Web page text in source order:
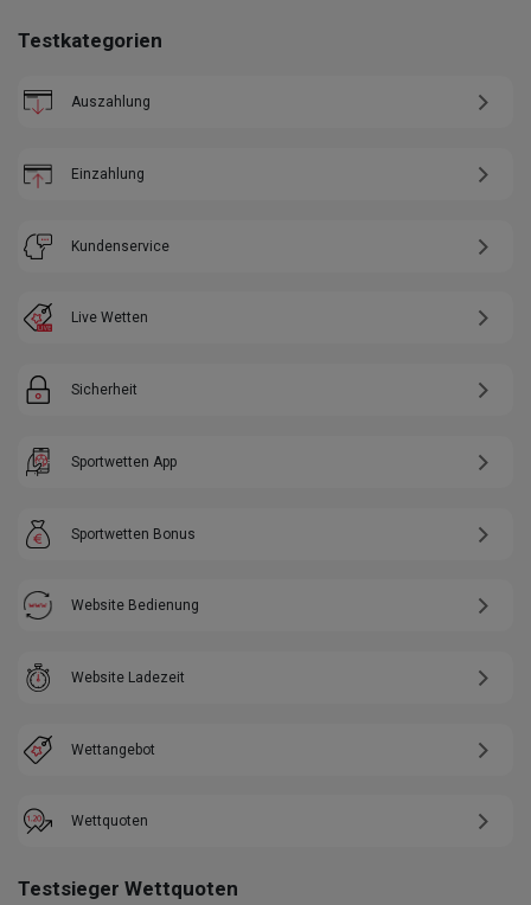
Testkategorien
Auszahlung
Einzahlung
Kundenservice
Live Wetten
Sicherheit
Sportwetten App
Sportwetten Bonus
Website Bedienung
Website Ladezeit
Wettangebot
Wettquoten
Testsieger Wettquoten